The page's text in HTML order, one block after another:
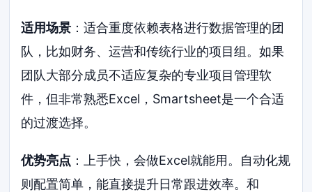
适用场景 ：适合重度依赖表格进行数据管理的团
队，比如财务、运营和传统行业的项目组。如果
团队大部分成员不适应复杂的专业项目管理软
件，但非常熟悉Excel，Smartsheet是一个合适
的过渡选择。
优势亮点 ：上手快，会做Excel就能用。自动化规
则配置简单，能直接提升日常跟进效率。和